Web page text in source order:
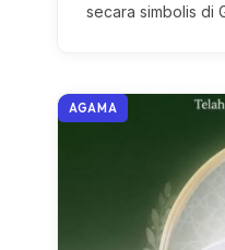
secara simbolis di
AGAMA